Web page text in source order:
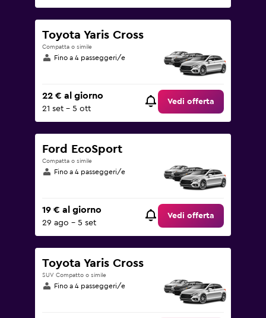
Toyota Yaris Cross
Compatta o simile
Fino a 4 passeggeri/e
22 € al giorno
21 set - 5 ott
Vedi offerta
Ford EcoSport
Compatta o simile
Fino a 4 passeggeri/e
19 € al giorno
29 ago - 5 set
Vedi offerta
Toyota Yaris Cross
SUV Compatto o simile
Fino a 4 passeggeri/e